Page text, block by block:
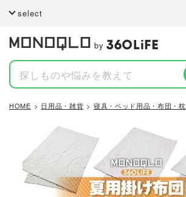
select
by
HOME 日用品・雑貨 寝具・ベッド用品・布団・枕